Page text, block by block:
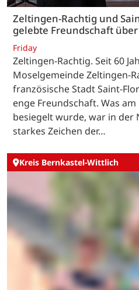
Zeltingen-Rachtig und
gelebte Freundschaft
Friday
Zeltingen-Rachtig. Seit 60
Moselgemeinde Zeltingen-
französische Stadt Saint-
enge Freundschaft. Was
besiegelt wurde, war in der
starkes Zeichen der…
Kreis Bernkastel-Wittlich